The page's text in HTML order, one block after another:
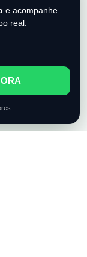
e acompanhe
real.